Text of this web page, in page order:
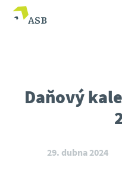
Daňový
29. dubna 2024